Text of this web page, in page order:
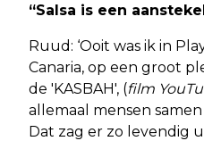
“Salsa is een
Ruud: ‘Ooit was ik in
Canaria, op een groot
de 'KASBAH', (film
allemaal mensen
Dat zag er zo levendig